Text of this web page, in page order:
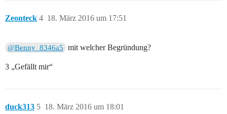
Zeonteck 18. März 2016 um 17:51
4
@Benny_8346a5 mit welcher Begründung?
3 „Gefällt mir“
duck313 18. März 2016 um 18:01
5